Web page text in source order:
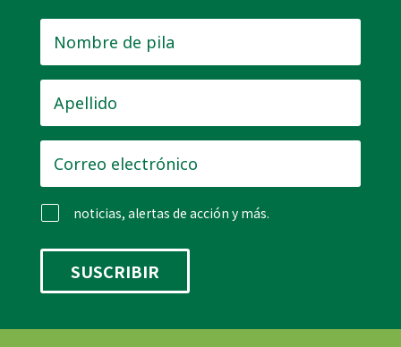
de
pila *
electrónico *
noticias, alertas de acción y más.